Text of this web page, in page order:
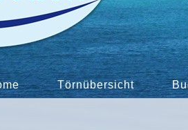
Törnübersicht